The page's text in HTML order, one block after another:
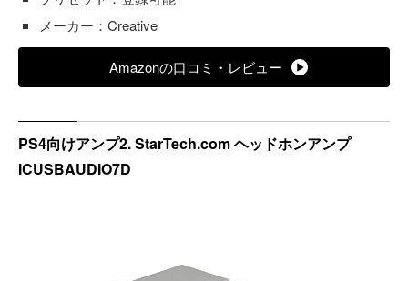
メーカー：Creative
Amazonの口コミ・レビュー
PS4向けアンプ2. StarTech.com ヘッドホンアンプ
ICUSBAUDIO7D